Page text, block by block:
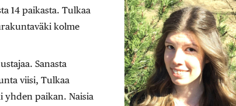
14 paikasta. Tulkaa
kolme
Sanasta
viisi, Tulkaa
yhden paikan. Naisia